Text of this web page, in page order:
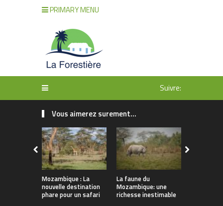
PRIMARY MENU
Suivre:
Vous aimerez surement...
Mozambique : La
nouvelle destination
phare pour un safari
La faune du
Mozambique: une
richesse inestimable